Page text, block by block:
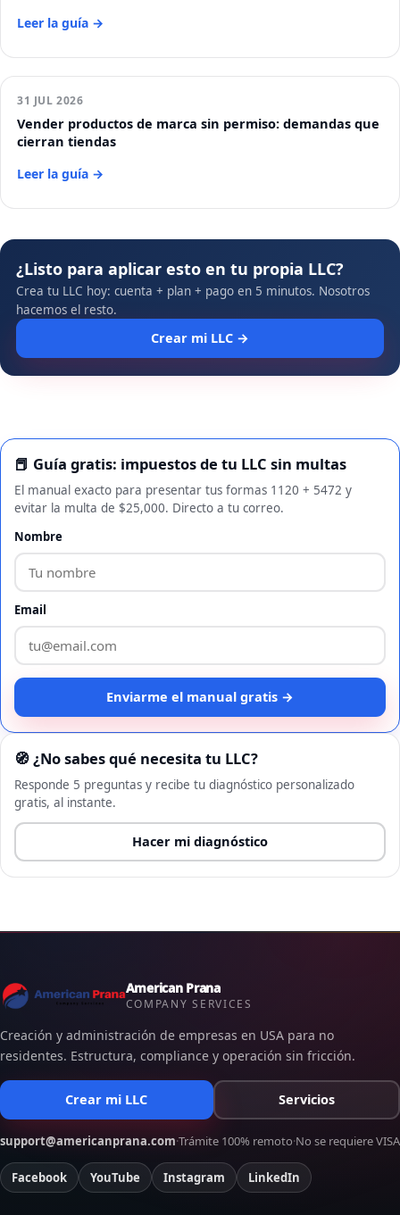
Leer la guía →
31 JUL 2026
Vender productos de marca sin permiso: demandas que
cierran tiendas
Leer la guía →
¿Listo para aplicar esto en tu propia LLC?
Crea tu LLC hoy: cuenta + plan + pago en 5 minutos. Nosotros
hacemos el resto.
Crear mi LLC →
📕 Guía gratis: impuestos de tu LLC sin multas
El manual exacto para presentar tus formas 1120 + 5472 y
evitar la multa de $25,000. Directo a tu correo.
Nombre
Email
Enviarme el manual gratis →
🧭 ¿No sabes qué necesita tu LLC?
Responde 5 preguntas y recibe tu diagnóstico personalizado
gratis, al instante.
Hacer mi diagnóstico
American Prana
COMPANY SERVICES
Creación y administración de empresas en USA para no
residentes. Estructura, compliance y operación sin fricción.
Crear mi LLC Servicios
support@americanprana.com·Trámite 100% remoto·No se requiere VISA
Facebook YouTube Instagram LinkedIn